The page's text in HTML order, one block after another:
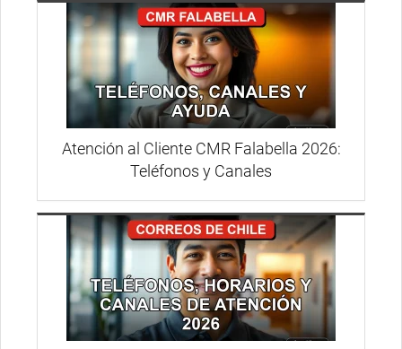
Atención al Cliente CMR Falabella 2026:
Teléfonos y Canales